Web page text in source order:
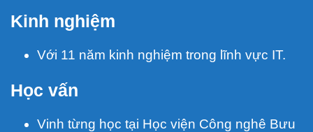
Kinh nghiệm
Với 11 năm kinh nghiệm trong lĩnh vực IT.
Học vấn
Vinh từng học tại Học viện Công nghê Bưu